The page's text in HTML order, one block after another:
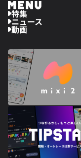
特集
ニュース
動画